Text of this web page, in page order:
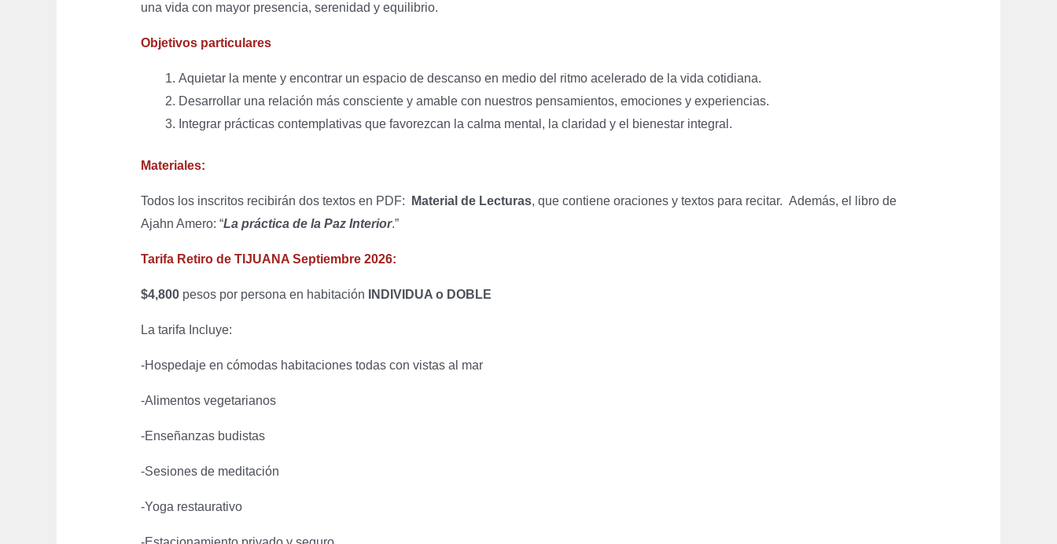
una vida con mayor presencia, serenidad y equilibrio.
Objetivos particulares
Aquietar la mente y encontrar un espacio de descanso en medio del ritmo acelerado de la vida cotidiana.
Desarrollar una relación más consciente y amable con nuestros pensamientos, emociones y experiencias.
Integrar prácticas contemplativas que favorezcan la calma mental, la claridad y el bienestar integral.
Materiales:
Todos los inscritos recibirán dos textos en PDF: Material de Lecturas, que contiene oraciones y textos para recitar. Además, el libro de
Ajahn Amero: “La práctica de la Paz Interior.”
Tarifa Retiro de TIJUANA Septiembre 2026:
$4,800pesos por persona en habitación INDIVIDUA o DOBLE
La tarifa Incluye:
-Hospedaje en cómodas habitaciones todas con vistas al mar
-Alimentos vegetarianos
-Enseñanzas budistas
-Sesiones de meditación
-Yoga restaurativo